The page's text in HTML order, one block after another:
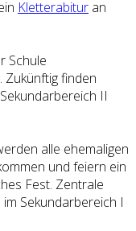
Kletterabitur an
Schule
finden
II
alle ehemaligen
und feiern ein
Fest. Zentrale
Sekundarbereich I